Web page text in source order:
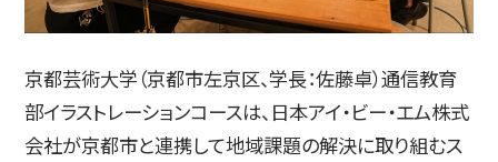
日本 English 한국어
京都芸術大学（京都市左京区、学長：佐藤卓）通信教育
部イラストレーションコースは、日本アイ・ビー・エム株式
会社が京都市と連携して地域課題の解決に取り組むス